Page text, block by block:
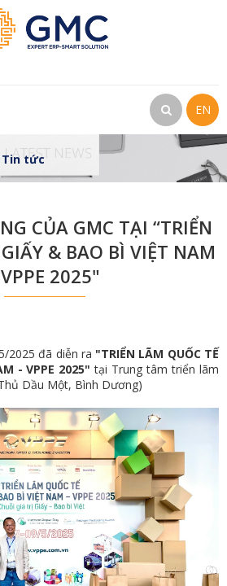
EN
Tin tức
CỦA GMC TẠI “TRIỂN
& BAO BÌ VIỆT NAM
2025"
2025 đã diễn ra "TRIỂN LÃM QUỐC TẾ
- VPPE 2025" tại Trung tâm triển lãm
Dầu Một, Bình Dương)